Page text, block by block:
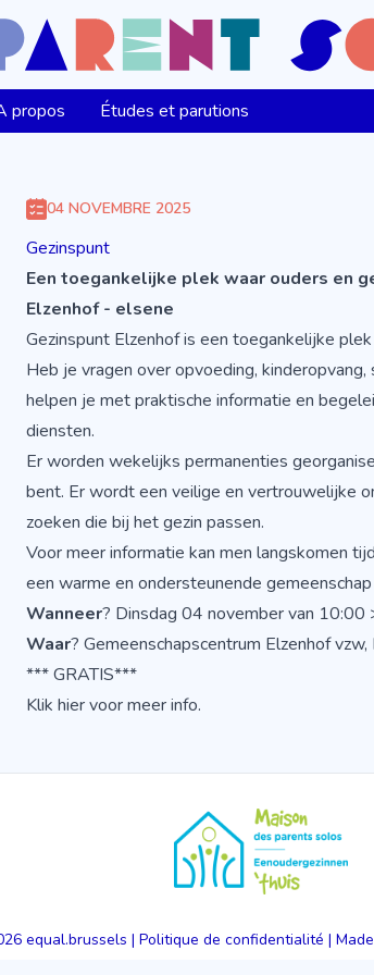
propos Études et parutions
04 NOVEMBRE 2025
Gezinspunt
Een toegankelijke plek waar ouders en
Elzenhof - elsene
Gezinspunt Elzenhof is een toegankelijke
Heb je vragen over opvoeding,
helpen je met praktische informatie en
diensten.
Er worden wekelijks permanenties
bent. Er wordt een veilige en vertrouwelijke
zoeken die bij het gezin passen.
Voor meer informatie kan men langskomen
een warme en ondersteunende
Wanneer? Dinsdag 04 november van 10:00
Waar? Gemeenschapscentrum Elzenhof
*** GRATIS***
Klik hier voor meer info.
equal.brussels | Politique de confidentialité |